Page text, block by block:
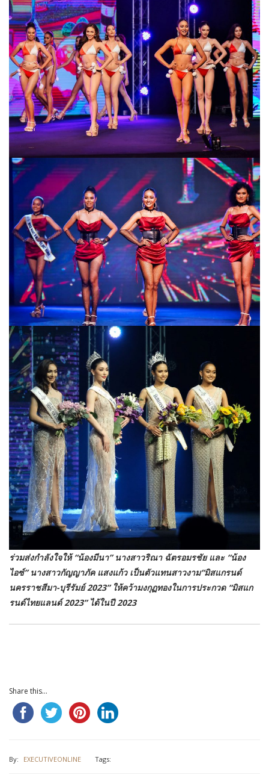
ร่วมส่งกำลังใจให้ “น้องมีนา” นางสาวริณา ฉัตรอมรชัย และ “น้อง
ไอซ์” นางสาวกัญญาภัค แสงแก้ว เป็นตัวแทนสาวงาม“มิสแกรนด์
นครราชสีมา-บุรีรัมย์ 2023” ให้คว้ามงกุฏทองในการประกวด “มิสแก
รนด์ไทยแลนด์ 2023” ได้ในปี 2023
Share this...
By: EXECUTIVEONLINE Tags: